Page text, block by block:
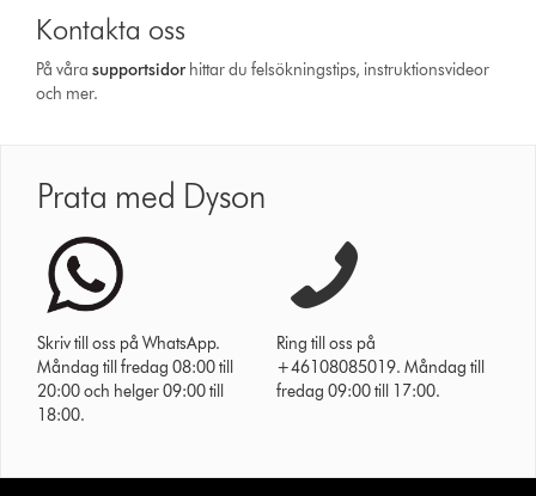
Kontakta oss
På vårasupport­sidor hittar du felsökningstips, instruktionsvideor
och mer.
Prata med Dyson
Skriv till oss på WhatsApp.
Måndag till fredag 08:00 till
20:00 och helger 09:00 till
18:00.
Ring till oss på
+46108085019. Måndag till
fredag 09:00 till 17:00.